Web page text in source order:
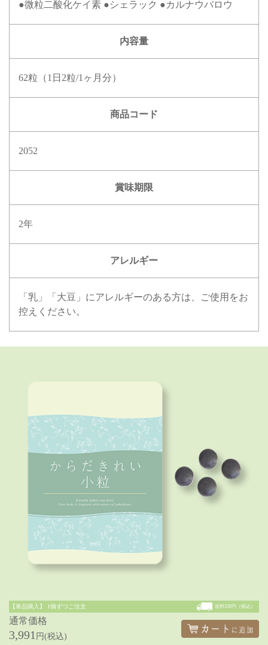
微粒二酸化ケイ素 シェラック カルナウバロウ
内容量
62粒（1日2粒/1ヶ月分）
商品コード
2052
賞味期限
2年
アレルギー
「乳」「大豆」にアレルギーのある方は、ご使用をお
控えください。
【単品購入】 1個ずつご注文 送料330円（税込）
通常価格
3,991 円(税込)